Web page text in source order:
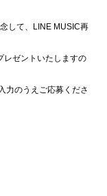
して、LINE MUSIC再
レゼントいたしますの
力のうえご応募くださ